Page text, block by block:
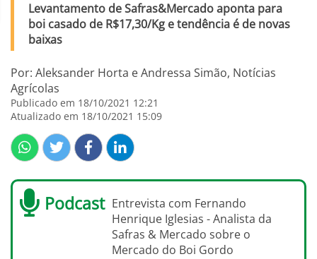
Levantamento de Safras&Mercado aponta para
boi casado de R$17,30/Kg e tendência é de novas
baixas
Por: Aleksander Horta e Andressa Simão, Notícias
Agrícolas
Publicado em 18/10/2021 12:21
Atualizado em 18/10/2021 15:09
Podcast Entrevista com Fernando
Henrique Iglesias - Analista da
Safras & Mercado sobre o
Mercado do Boi Gordo